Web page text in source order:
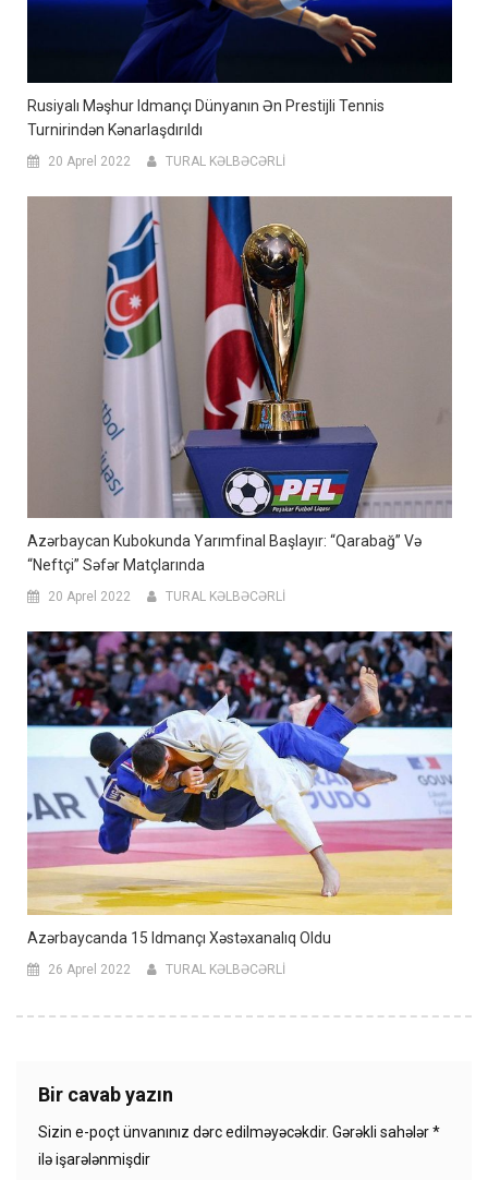
Rusiyalı Məşhur Idmançı Dünyanın Ən Prestijli Tennis
Turnirindən Kənarlaşdırıldı
20 Aprel 2022 TURAL KƏLBƏCƏRLİ
Azərbaycan Kubokunda Yarımfinal Başlayır: “Qarabağ” Və
“Neftçi” Səfər Matçlarında
20 Aprel 2022 TURAL KƏLBƏCƏRLİ
Azərbaycanda 15 Idmançı Xəstəxanalıq Oldu
26 Aprel 2022 TURAL KƏLBƏCƏRLİ
Bir cavab yazın
Sizin e-poçt ünvanınız dərc edilməyəcəkdir. Gərəkli sahələr*
ilə işarələnmişdir